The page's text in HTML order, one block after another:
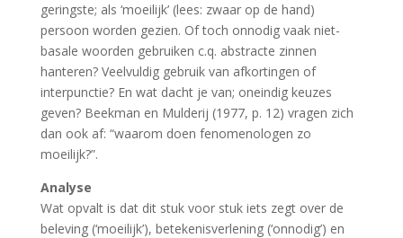
geringste; als ‘moeilijk’ (lees: zwaar op de hand)
persoon worden gezien. Of toch onnodig vaak niet-
basale woorden gebruiken c.q. abstracte zinnen
hanteren? Veelvuldig gebruik van afkortingen of
interpunctie? En wat dacht je van; oneindig keuzes
geven? Beekman en Mulderij (1977, p. 12) vragen zich
dan ook af: “waarom doen fenomenologen zo
moeilijk?”.
Analyse
Wat opvalt is dat dit stuk voor stuk iets zegt over de
beleving (‘moeilijk’), betekenisverlening (‘onnodig’) en